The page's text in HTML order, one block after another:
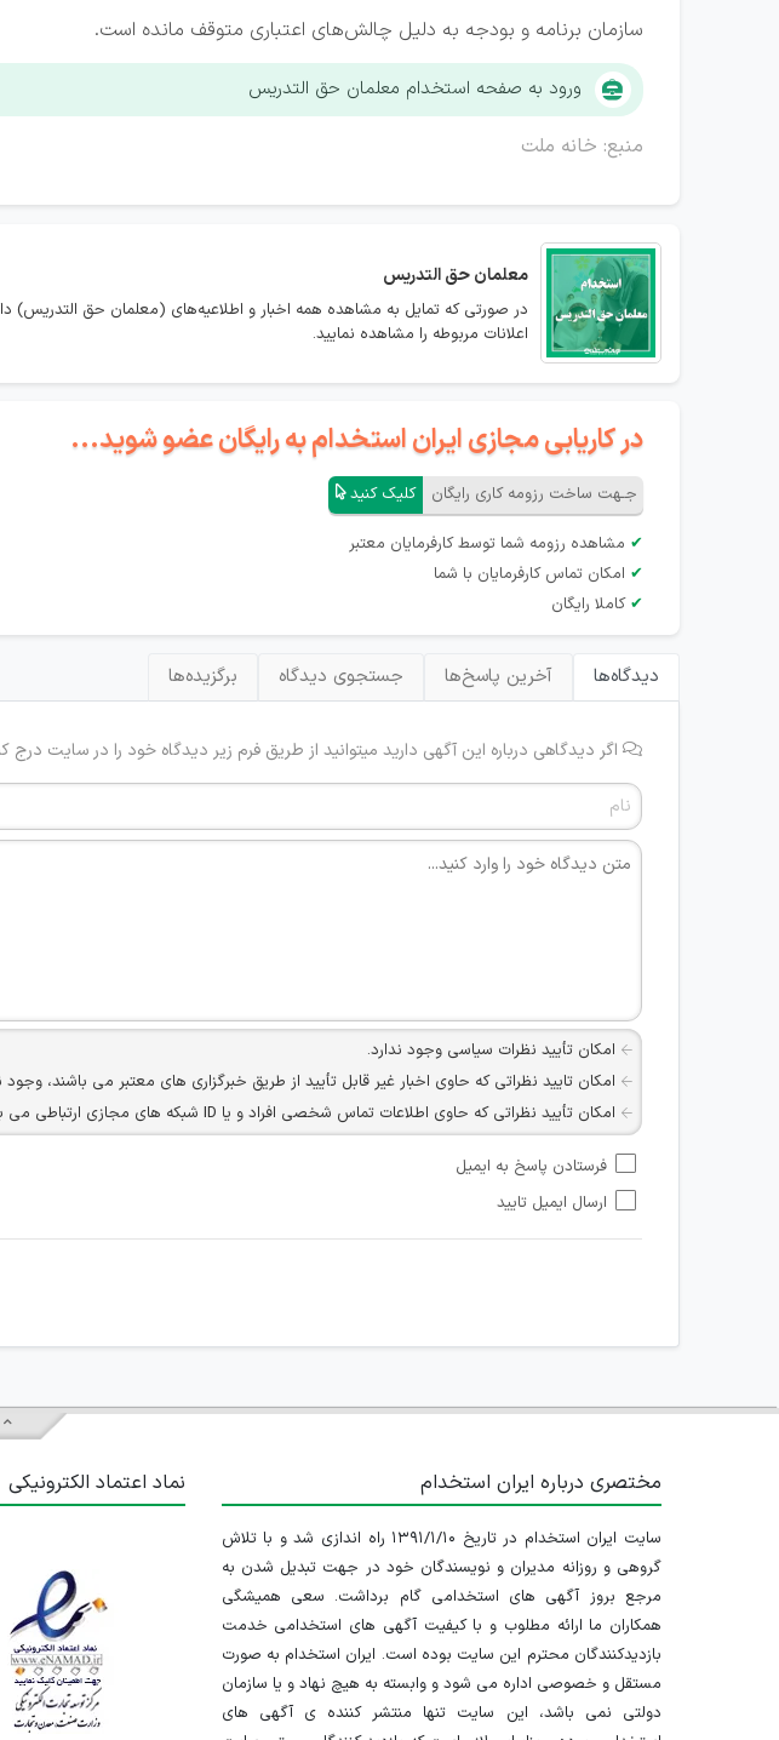
سازمان برنامه و بودجه به دلیل چالش‌های اعتباری متوقف مانده است.
ورود به صفحه استخدام معلمان حق التدریس
منبع: خانه ملت
معلمان حق التدریس
در صورتی که تمایل به مشاهده همه اخبار و اطلاعیه‌های (معلمان حق التدریس)
اعلانات مربوطه را مشاهده نمایید.
در کاریابی مجازی ایران استخدام به رایگان عضو شوید...
جـهت ساخت رزومه کاری رایگان کلیک کنید
✔ مشاهده رزومه شما توسط کارفرمایان معتبر
✔ امکان تماس کارفرمایان با شما
✔ کاملا رایگان
دیدگاه‌ها آخرین پاسخ‌ها جستجوی دیدگاه برگزیده‌ها
اگر دیدگاهی درباره این آگهی دارید میتوانید از طریق فرم زیر دیدگاه خود را در سایت درج
امکان تأیید نظرات سیاسی وجود ندارد.
امکان تایید نظراتی که حاوی اخبار غیر قابل تأیید از طریق خبرگزاری های معتبر می باشند، وجود
امکان تأیید نظراتی که حاوی اطلاعات تماس شخصی افراد و یا ID شبکه های مجازی ارتباطی می باشند وجود ندارد.
هرگونه تحریک، تحقیر و کنایه به سایر افراد (مسئول و غیر مسئول) غیر مجاز می باشد.
امکان هماهنگی برای هرگونه ملاقات حضوری چه به صورت دسته جمعی و چه فردی توسط
فرستادن پاسخ به ایمیل
ارسال ایمیل تایید
مختصری درباره ایران استخدام
سایت ایران استخدام در تاریخ ۱۳۹۱/۱/۱۰ راه اندازی شد و با تلاش
گروهی و روزانه مدیران و نویسندگان خود در جهت تبدیل شدن به
مرجع بروز آگهی های استخدامی گام برداشت. سعی همیشگی
همکاران ما ارائه مطلوب و با کیفیت آگهی های استخدامی خدمت
بازدیدکنندگان محترم این سایت بوده است. ایران استخدام به صورت
مستقل و خصوصی اداره می شود و وابسته به هیچ نهاد و یا سازمان
دولتی نمی باشد، این سایت تنها منتشر کننده ی آگهی های
نماد اعتماد الکترونیکی